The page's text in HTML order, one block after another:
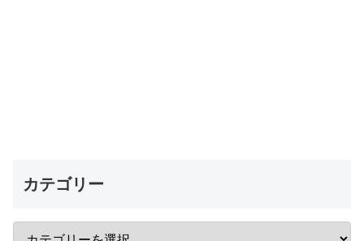
カテゴリー